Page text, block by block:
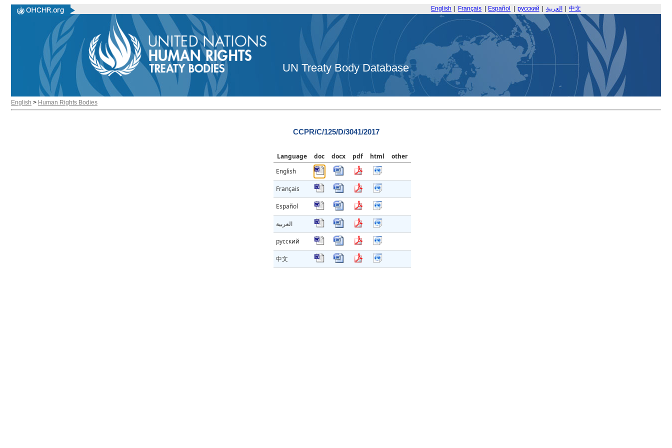
English Français Español русский العربية 中文
UN Treaty Body Database
English > Human Rights Bodies
CCPR/C/125/D/3041/2017
Language doc docx pdf html
other
English
Français
Español
العربية
русский
中文